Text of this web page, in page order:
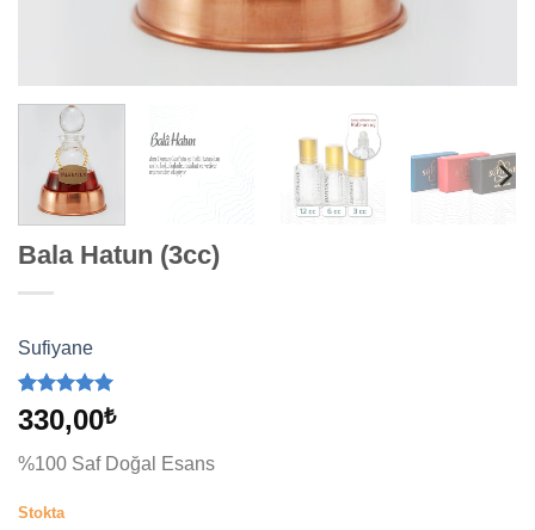
Bala Hatun (3cc)
Sufiyane
1
müşteri
puanına
5 üzerinden
330,00₺
%100 Saf Doğal Esans
Stokta